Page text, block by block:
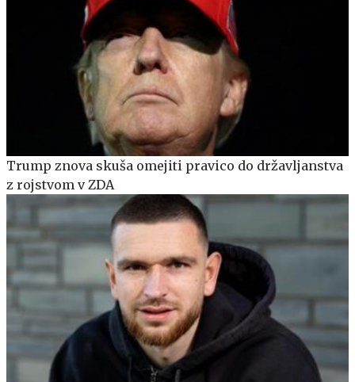
Trump znova skuša omejiti pravico do državljanstva
z rojstvom v ZDA